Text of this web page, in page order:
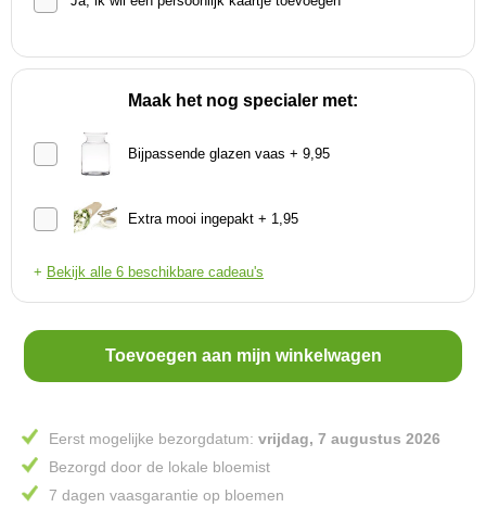
Maak het nog specialer met:
Bijpassende glazen vaas + 9,95
Extra mooi ingepakt + 1,95
+ Bekijk alle 6 beschikbare cadeau's
Toevoegen aan mijn winkelwagen
Eerst mogelijke bezorgdatum: vrijdag, 7 augustus 2026
Bezorgd door de lokale bloemist
7 dagen vaasgarantie op bloemen